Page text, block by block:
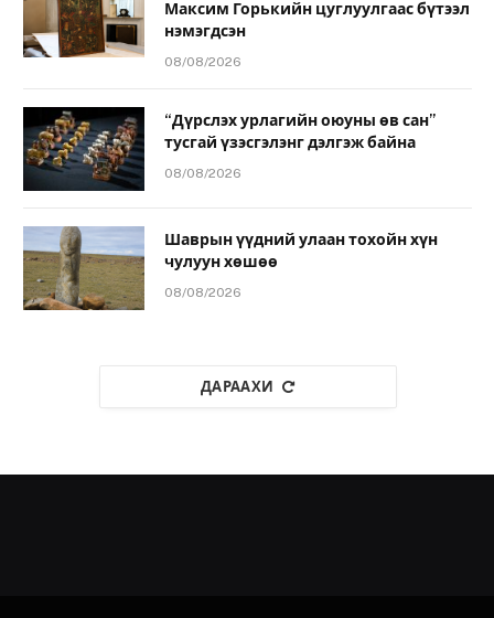
Максим Горькийн цуглуулгаас бүтээл
нэмэгдсэн
08/08/2026
“Дүрслэх урлагийн оюуны өв сан”
тусгай үзэсгэлэнг дэлгэж байна
08/08/2026
Шаврын үүдний улаан тохойн хүн
чулуун хөшөө
08/08/2026
ДАРААХИ